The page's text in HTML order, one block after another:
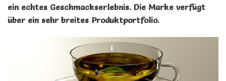
ein echtes Geschmackserlebnis. Die Marke verfügt
über ein sehr breites Produktportfolio.